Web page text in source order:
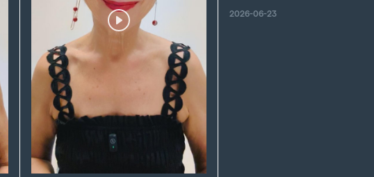
2026-06-23